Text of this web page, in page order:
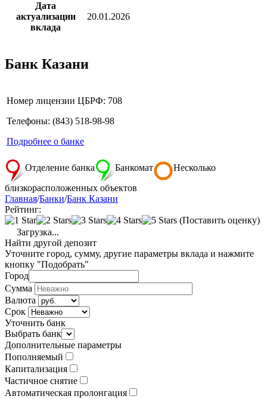
Дата
актуализации
вклада
20.01.2026
Банк Казани
Номер лицензии ЦБРФ: 708
Телефоны: (843) 518-98-98
Подробнее о банке
Отделение банка Банкомат Несколько
близкорасположенных объектов
Главная/Банки/Банк Казани
Рейтинг:
(Поставить оценку)
Загрузка...
Найти другой депозит
Уточните город, сумму, другие параметры вклада и нажмите
кнопку "Подобрать"
Город
Сумма
Валюта
Срок
Уточнить банк
Выбрать банк
Дополнительные параметры
Пополняемый
Капитализация
Частичное снятие
Автоматическая пролонгация